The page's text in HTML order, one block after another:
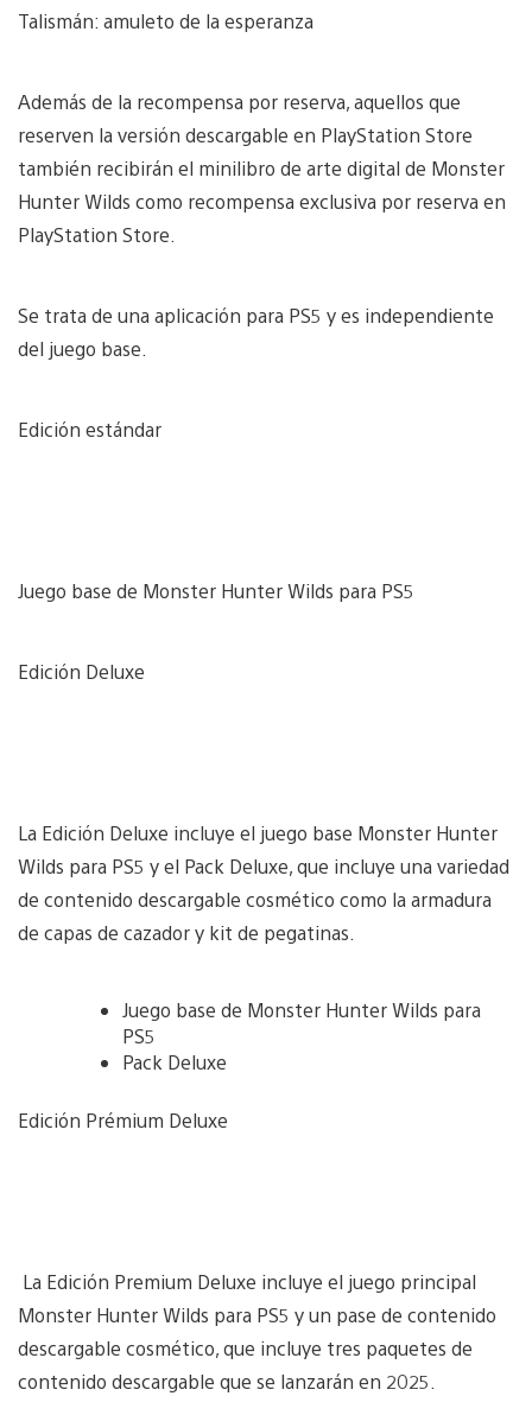
Talismán: amuleto de la esperanza
Además de la recompensa por reserva, aquellos que
reserven la versión descargable en PlayStation Store
también recibirán el minilibro de arte digital de Monster
Hunter Wilds como recompensa exclusiva por reserva en
PlayStation Store.
Se trata de una aplicación para PS5 y es independiente
del juego base.
Edición estándar
Juego base de Monster Hunter Wilds para PS5
Edición Deluxe
La Edición Deluxe incluye el juego base Monster Hunter
Wilds para PS5 y el Pack Deluxe, que incluye una variedad
de contenido descargable cosmético como la armadura
de capas de cazador y kit de pegatinas.
Juego base de Monster Hunter Wilds para
PS5
Pack Deluxe
Edición Prémium Deluxe
La Edición Premium Deluxe incluye el juego principal
Monster Hunter Wilds para PS5 y un pase de contenido
descargable cosmético, que incluye tres paquetes de
contenido descargable que se lanzarán en 2025.